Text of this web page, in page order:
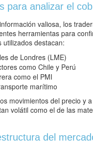
para analizar el
valiosa, los
herramientas para
utilizados destacan:
de Londres (LME)
como Chile y Perú
como el PMI
marítimo
movimientos del precio y
volátil como el de las
del